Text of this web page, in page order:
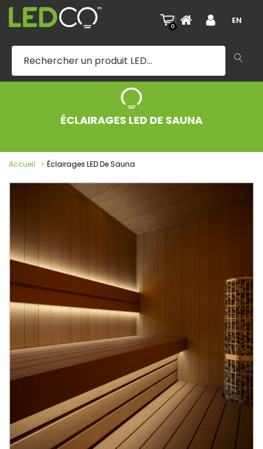
0
| EN
ÉCLAIRAGES LED DE SAUNA
Accueil Éclairages LED De Sauna